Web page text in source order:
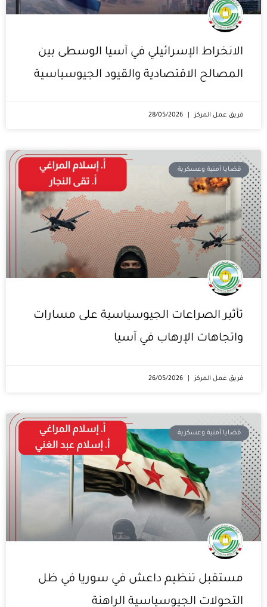
الانخراط الإسرائيلي في آسيا الوسطى بين
المصالح الاقتصادية والقيود الجيوسياسية
فريق عمل المركز
قضايا أمنية وعسكرية
تأثير الصراعات الجيوسياسية على مسارات
واتجاهات الإرهاب في آسيا
فريق عمل المركز
قضايا أمنية وعسكرية
مستقبل تنظيم داعش في سوريا في ظل
التحولات الجيوسياسية الراهنة